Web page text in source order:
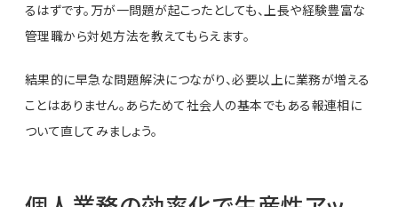
るはずです。万が一問題が起こったとしても、上長や経験豊富な
管理職から対処方法を教えてもらえます。
結果的に早急な問題解決につながり、必要以上に業務が増える
ことはありません。あらためて社会人の基本でもある報連相に
ついて直してみましょう。